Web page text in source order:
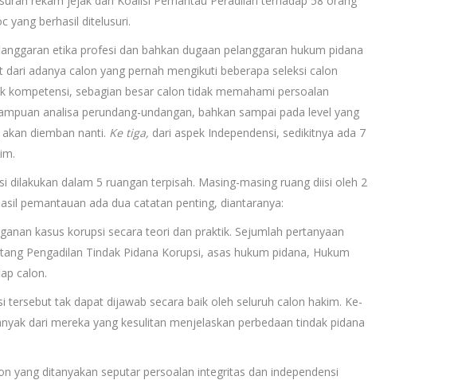
yang berhasil ditelusuri.
etika profesi dan bahkan dugaan pelanggaran hukum pidana
adanya calon yang pernah mengikuti beberapa seleksi calon
kompetensi, sebagian besar calon tidak memahami persoalan
analisa perundang-undangan, bahkan sampai pada level yang
diemban nanti. Ke tiga, dari aspek Independensi, sedikitnya ada 7
dalam 5 ruangan terpisah. Masing-masing ruang diisi oleh 2
pemantauan ada dua catatan penting, diantaranya:
kasus korupsi secara teori dan praktik. Sejumlah pertanyaan
Pengadilan Tindak Pidana Korupsi, asas hukum pidana, Hukum
calon.
tak dapat dijawab secara baik oleh seluruh calon hakim. Ke-
dari mereka yang kesulitan menjelaskan perbedaan tindak pidana
yang ditanyakan seputar persoalan integritas dan independensi